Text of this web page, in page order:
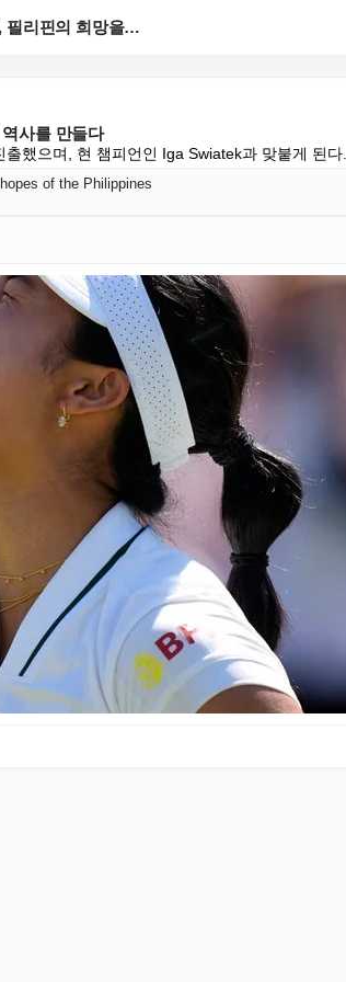
알렉산드라 앨라, 필리핀의 희망을 짊어지고 윔블던에서 ...
사를 만들다
했으며, 현 챔피언인 Iga Swiatek과 맞붙게 된다.
of the Philippines